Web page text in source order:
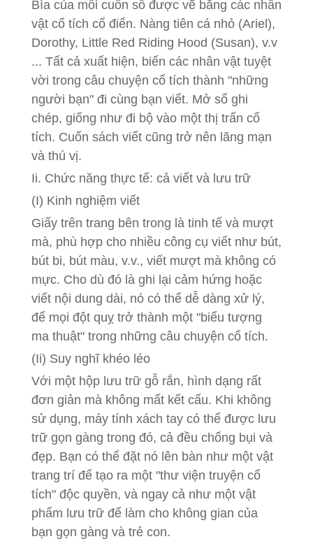
Bìa của mỗi cuốn sổ được vẽ bằng các nhân
vật cổ tích cổ điển. Nàng tiên cá nhỏ (Ariel),
Dorothy, Little Red Riding Hood (Susan), v.v
... Tất cả xuất hiện, biến các nhân vật tuyệt
vời trong câu chuyện cổ tích thành "những
người bạn" đi cùng bạn viết. Mở sổ ghi
chép, giống như đi bộ vào một thị trấn cổ
tích. Cuốn sách viết cũng trở nên lãng mạn
và thú vị.
Ii. Chức năng thực tế: cả viết và lưu trữ
(I) Kinh nghiệm viết
Giấy trên trang bên trong là tinh tế và mượt
mà, phù hợp cho nhiều công cụ viết như bút,
bút bi, bút màu, v.v., viết mượt mà không có
mực. Cho dù đó là ghi lại cảm hứng hoặc
viết nội dung dài, nó có thể dễ dàng xử lý,
để mọi đột quỵ trở thành một "biểu tượng
ma thuật" trong những câu chuyện cổ tích.
(Ii) Suy nghĩ khéo léo
Với một hộp lưu trữ gỗ rắn, hình dạng rất
đơn giản mà không mất kết cấu. Khi không
sử dụng, máy tính xách tay có thể được lưu
trữ gọn gàng trong đó, cả đều chống bụi và
đẹp. Bạn có thể đặt nó lên bàn như một vật
trang trí để tạo ra một "thư viện truyện cổ
tích" độc quyền, và ngay cả như một vật
phẩm lưu trữ để làm cho không gian của
bạn gọn gàng và trẻ con.